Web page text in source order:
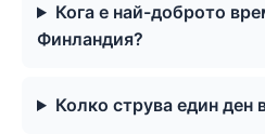
Кога е най-доброто
Финландия?
Колко струва един ден